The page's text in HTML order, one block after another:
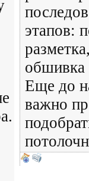
этапов:
обшивка
Еще до
важно